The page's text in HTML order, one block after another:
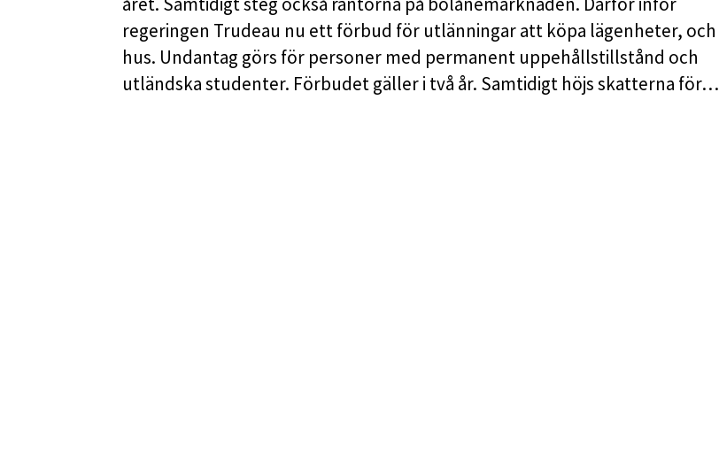
regeringen Trudeau nu ett förbud för utlänningar att köpa lägenheter, och
hus. Undantag görs för personer med permanent uppehållstillstånd och
utländska studenter. Förbudet gäller i två år. Samtidigt höjs skatterna för…